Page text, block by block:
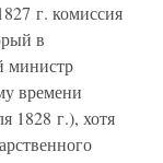
г. комиссия
в
министр
времени
1828 г.), хотя